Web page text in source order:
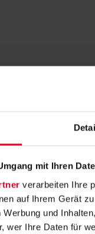
mit Ihren
verarbeiten Ihre
auf Ihrem Gerät
und
wer Ihre Daten für